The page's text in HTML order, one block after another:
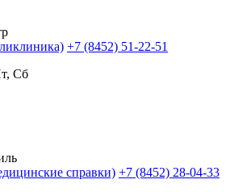
+7 (8452) 51-22-51
Сб
справки) +7 (8452) 28-04-33